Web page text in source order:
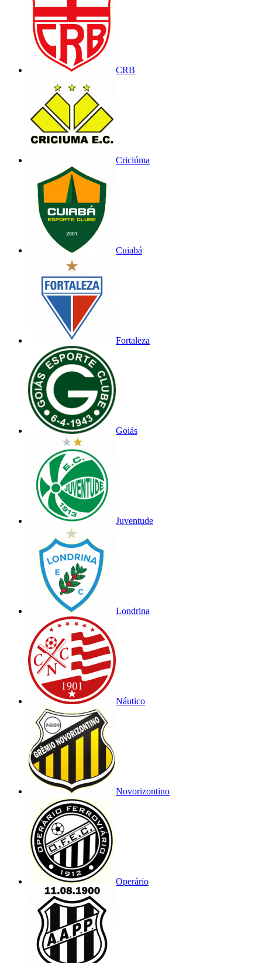
CRB
Criciúma
Cuiabá
Fortaleza
Goiás
Juventude
Londrina
Náutico
Novorizontino
Operário